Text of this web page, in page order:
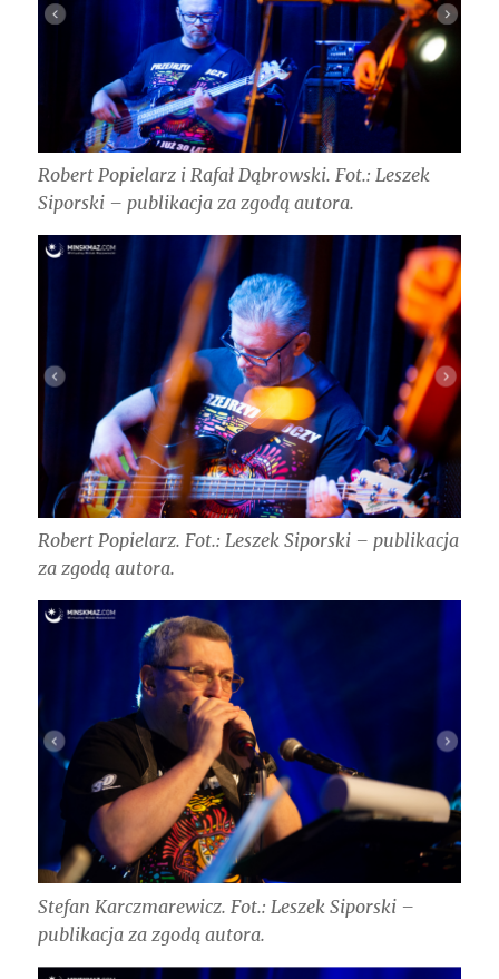
Robert Popielarz i Rafał Dąbrowski. Fot.: Leszek
Siporski – publikacja za zgodą autora.
Robert Popielarz. Fot.: Leszek Siporski – publikacja
za zgodą autora.
Stefan Karczmarewicz. Fot.: Leszek Siporski –
publikacja za zgodą autora.